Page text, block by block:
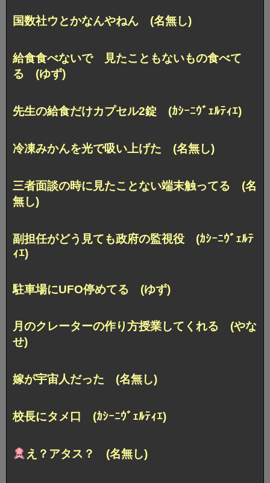
国数社ウとかなんやねん (名無し)
給食食べないで 見たこともないもの食べて
る (ゆず)
先生の給食だけカプセル2錠 (ｶｼｰﾆｳﾞｪﾙﾃｨｴ)
冷凍みかんを光で吸い上げた (名無し)
三者面談の時に見たことない端末触ってる (名
無し)
副担任がどう見ても政府の監視役 (ｶｼｰﾆｳﾞｪﾙﾃ
ｨｴ)
駐車場にUFO停めてる (ゆず)
月のクレーターの作り方授業してくれる (やな
せ)
嫁が宇宙人だった (名無し)
校長にタメ口 (ｶｼｰﾆｳﾞｪﾙﾃｨｴ)
え？アタス？ (名無し)